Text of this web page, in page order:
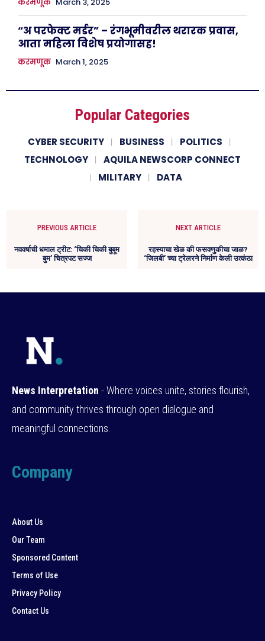
“अ परफेक्ट मर्डर” – रंगभूमीवरील थरारक प्रवास,
आता महिला विशेष प्रयोगासह!
करमणूक March 1, 2025
Popular Categories
CYBER SECURITY BUSINESS
POLITICS
TECHNOLOGY
AQUILA NEWSCORP CONNECT
MILITARY
DATA
PREVIOUS ARTICLE
नववर्षाची धमाल ट्रीट: ‘चिकी चिकी बुबूम
बुम’ चित्रपट सज्ज
NEXT ARTICLE
रहस्याचा खेळ की फसवणुकीचा जाळ?
‘जिलबी’ च्या ट्रेलरने निर्माण केली उत्कंठा
News Interpretation - Where voices unite, stories flourish,
and community thrives through open dialogue and
meaningful connections.
Company
About Us
Our Team
Sponsored Content
Terms of Use
Privacy Policy
Contact Us